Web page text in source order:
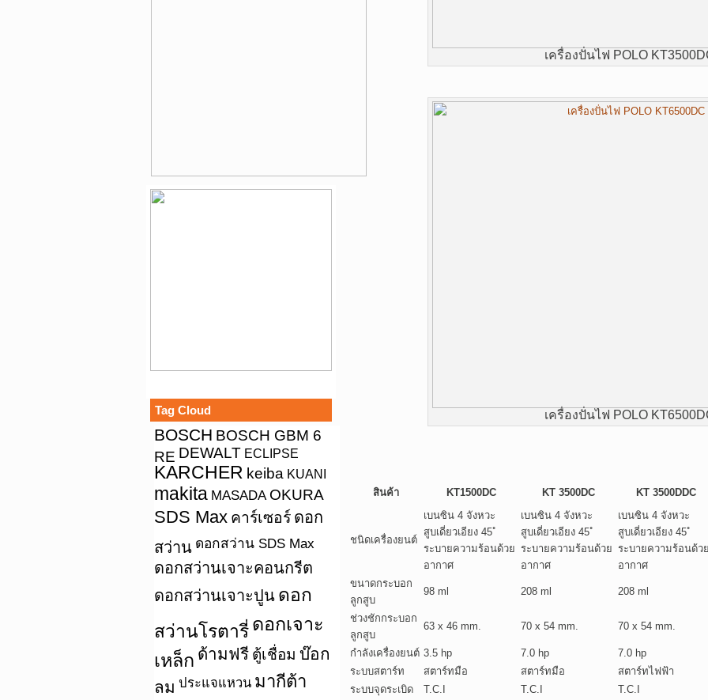
Tag Cloud
BOSCH BOSCH GBM 6
RE DEWALT ECLIPSE
KARCHER keiba KUANI
makita MASADA OKURA
SDS Max คาร์เซอร์ ดอก
สว่าน ดอกสว่าน SDS Max
ดอกสว่านเจาะคอนกรีต
ดอกสว่านเจาะปูน ดอก
สว่านโรตารี่ ดอกเจาะ
เหล็ก ด้ามฟรี ตู้เชื่อม บ๊อก
ลม ประแจแหวน มากีต้า
เครื่องปั่นไฟ POLO
เครื่องปั่นไฟ POLO
สินค้า KT1500DC KT 3500DC KT 3500DDC
ชนิดเครื่องยนต์
เบนซิน 4 จังหวะ
สูบเดี่ยวเอียง 45 ํ
ระบายความร้อนด้วย
อากาศ
เบนซิน 4 จังหวะ
สูบเดี่ยวเอียง 45 ํ
ระบายความร้อนด้วย
อากาศ
เบนซิน 4 จังหวะ
สูบเดี่ยวเอียง 45 ํ
ระบายความร้อนด้ว
อากาศ
ขนาดกระบอก
ลูกสูบ
98 ml 208 ml 208 ml
ช่วงชักกระบอก
ลูกสูบ
63 x 46 mm. 70 x 54 mm. 70 x 54 mm.
กำลังเครื่องยนต์ 3.5 hp 7.0 hp
7.0 hp
ระบบสตาร์ท
สตาร์ทมือ สตาร์ทมือ
สตาร์ทไฟฟ้า
ระบบจุดระเบิด
T.C.I T.C.I
T.C.I